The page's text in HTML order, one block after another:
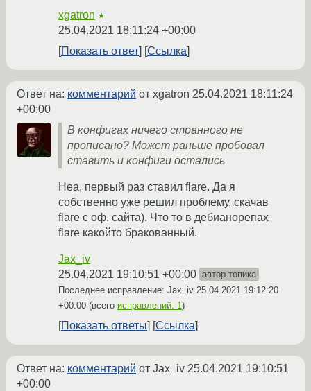
xgatron ★
25.04.2021 18:11:24 +00:00
Показать ответ
Ссылка
Ответ на: комментарий от xgatron 25.04.2021 18:11:24
+00:00
В конфигах ничего странного не
прописано? Может раньше пробовал
ставить и конфиги остались
Неа, первый раз ставил flare. Да я
собственно уже решил проблему, скачав
flare с оф. сайта). Что то в дебианорепах
flare какойто бракованный.
Jax_iv
25.04.2021 19:10:51 +00:00 автор топика
Последнее исправление: Jax_iv 25.04.2021 19:12:20
+00:00 (всего исправлений: 1)
Показать ответы Ссылка
Ответ на: комментарий от Jax_iv 25.04.2021 19:10:51
+00:00